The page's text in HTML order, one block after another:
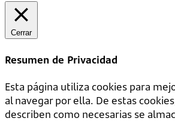
Cerrar
Resumen de Privacidad
Esta página utiliza cookies para
al navegar por ella. De estas
describen como necesarias se